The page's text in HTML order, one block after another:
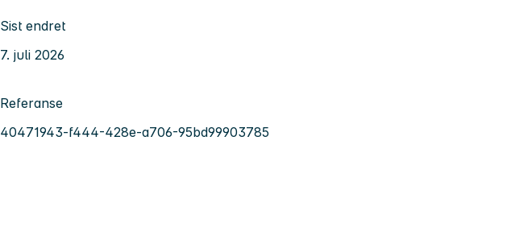
Sist endret
7. juli 2026
Referanse
40471943-f444-428e-a706-95bd99903785